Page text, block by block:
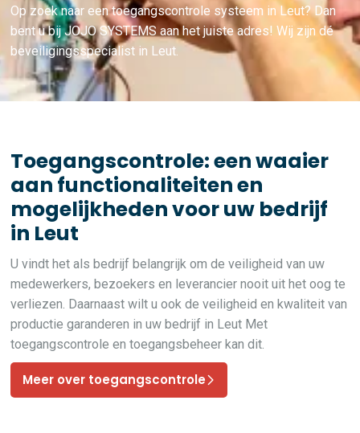
Op zoek naar een toegangscontrole systeem in Leut? Dan
bent u bij JOJO SYSTEMS aan het juiste adres! Wij zijn dé
beveiligingsspecialist in Leut.
Toegangscontrole: een waaier
aan functionaliteiten en
mogelijkheden voor uw bedrijf
in Leut
U vindt het als bedrijf belangrijk om de veiligheid van uw
medewerkers, bezoekers en leverancier nooit uit het oog te
verliezen. Daarnaast wilt u ook de veiligheid en kwaliteit van
productie garanderen in uw bedrijf in Leut Met
toegangscontrole en toegangsbeheer kan dit.
Meer over toegangscontrole